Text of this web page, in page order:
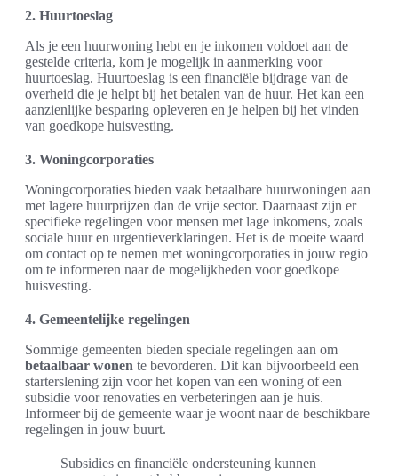
2. Huurtoeslag
Als je een huurwoning hebt en je inkomen voldoet aan de
gestelde criteria, kom je mogelijk in aanmerking voor
huurtoeslag. Huurtoeslag is een financiële bijdrage van de
overheid die je helpt bij het betalen van de huur. Het kan een
aanzienlijke besparing opleveren en je helpen bij het vinden
van goedkope huisvesting.
3. Woningcorporaties
Woningcorporaties bieden vaak betaalbare huurwoningen aan
met lagere huurprijzen dan de vrije sector. Daarnaast zijn er
specifieke regelingen voor mensen met lage inkomens, zoals
sociale huur en urgentieverklaringen. Het is de moeite waard
om contact op te nemen met woningcorporaties in jouw regio
om te informeren naar de mogelijkheden voor goedkope
huisvesting.
4. Gemeentelijke regelingen
Sommige gemeenten bieden speciale regelingen aan om
betaalbaar wonen te bevorderen. Dit kan bijvoorbeeld een
starterslening zijn voor het kopen van een woning of een
subsidie voor renovaties en verbeteringen aan je huis.
Informeer bij de gemeente waar je woont naar de beschikbare
regelingen in jouw buurt.
Subsidies en financiële ondersteuning kunnen